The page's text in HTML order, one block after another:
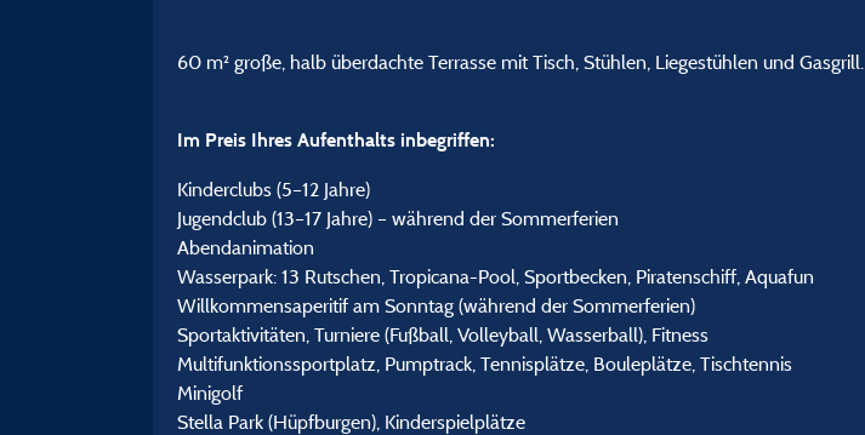
60 m² große, halb überdachte Terrasse mit Tisch, Stühlen, Liegestühlen und Gasgrill.
Im Preis Ihres Aufenthalts inbegriffen:
Kinderclubs (5–12 Jahre)
Jugendclub (13–17 Jahre) – während der Sommerferien
Abendanimation
Wasserpark: 13 Rutschen, Tropicana-Pool, Sportbecken, Piratenschiff, Aquafun
Willkommensaperitif am Sonntag (während der Sommerferien)
Sportaktivitäten, Turniere (Fußball, Volleyball, Wasserball), Fitness
Multifunktionssportplatz, Pumptrack, Tennisplätze, Bouleplätze, Tischtennis
Minigolf
Stella Park (Hüpfburgen), Kinderspielplätze